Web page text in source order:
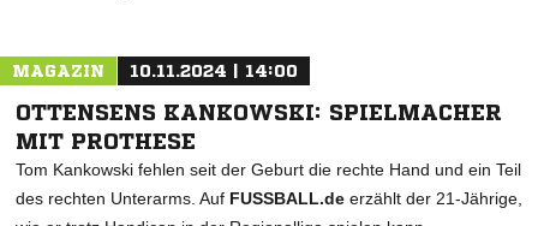
MAGAZIN 10.11.2024 | 14:00
OTTENSENS KANKOWSKI: SPIELMACHER
MIT PROTHESE
Tom Kankowski fehlen seit der Geburt die rechte Hand und ein Teil
des rechten Unterarms. Auf FUSSBALL.de erzählt der 21-Jährige,